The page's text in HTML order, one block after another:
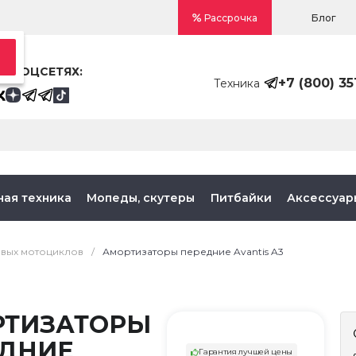
Рассрочка Блог
СОЦСЕТЯХ:
Техника
+7 (800)
техника Мопеды, скутеры Питбайки
мотоциклов / Амортизаторы передние Avantis A3
Гарантия лучшей цены